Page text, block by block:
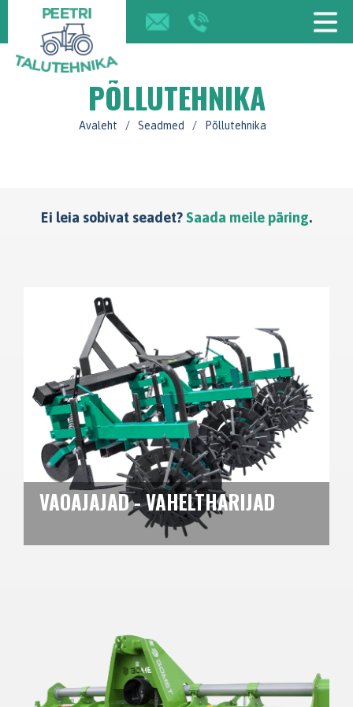
PÕLLUTEHNIKA
Avaleht / Seadmed / Põllutehnika
Ei leia sobivat seadet?Saada meile päring.
VAOAJAJAD - VAHELTHARIJAD